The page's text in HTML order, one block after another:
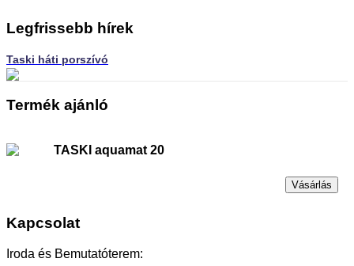
Legfrissebb hírek
Taski háti porszívó
Termék ajánló
TASKI aquamat 20
Vásárlás
Kapcsolat
Iroda és Bemutatóterem: